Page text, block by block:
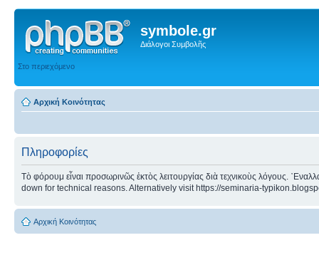
symbole.gr
Διάλογοι Συμβολῆς
Στο περιεχόμενο
Αρχική Κοινότητας
Πληροφορίες
Τὸ φόρουμ εἶναι προσωρινῶς ἐκτὸς λειτουργίας διὰ τεχνικοὺς λόγους.
down for technical reasons. Alternatively visit https://seminaria-
Αρχική Κοινότητας